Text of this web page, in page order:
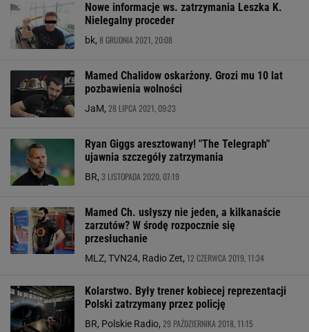
Nowe informacje ws. zatrzymania Leszka K.
Nielegalny proceder
bk, 8 GRUDNIA 2021, 20:08
Mamed Chalidow oskarżony. Grozi mu 10 lat
pozbawienia wolności
JaM, 28 LIPCA 2021, 09:23
Ryan Giggs aresztowany! "The Telegraph"
ujawnia szczegóły zatrzymania
BR, 3 LISTOPADA 2020, 07:19
Mamed Ch. usłyszy nie jeden, a kilkanaście
zarzutów? W środę rozpocznie się
przesłuchanie
MLZ, TVN24, Radio Zet, 12 CZERWCA 2019, 11:34
Kolarstwo. Były trener kobiecej reprezentacji
Polski zatrzymany przez policję
BR, Polskie Radio, 29 PAŹDZIERNIKA 2018, 11:15